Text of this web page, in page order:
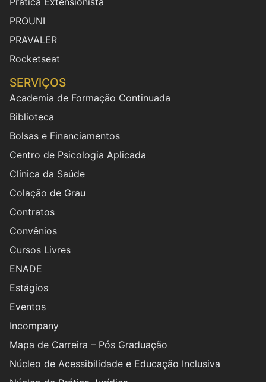
PROUNI
PRAVALER
Rocketseat
SERVIÇOS
Academia de Formação Continuada
Biblioteca
Bolsas e Financiamentos
Centro de Psicologia Aplicada
Clínica da Saúde
Colação de Grau
Contratos
Convênios
Cursos Livres
ENADE
Estágios
Eventos
Incompany
Mapa de Carreira – Pós Graduação
Núcleo de Acessibilidade e Educação Inclusiva